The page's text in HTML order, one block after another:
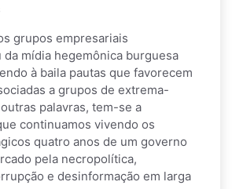
grupos empresariais
mídia hegemônica burguesa
à baila pautas que favorecem
a grupos de extrema-
palavras, tem-se a
continuamos vivendo os
quatro anos de um governo
pela necropolítica,
e desinformação em larga